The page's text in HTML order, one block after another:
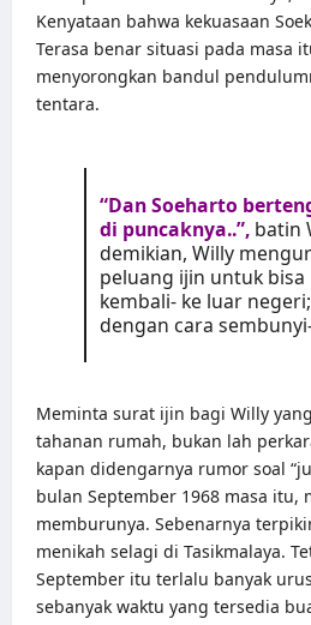
Kenyataan bahwa kekuasaan
Terasa benar situasi pada masa
menyorongkan bandul
tentara.
“Dan Soeharto
di puncaknya..”,batin
demikian, Willy
peluang ijin untuk bisa
kembali- ke luar
dengan cara
Meminta surat ijin bagi Willy
tahanan rumah, bukan lah
kapan didengarnya rumor soal
bulan September 1968 masa itu,
memburunya. Sebenarnya
menikah selagi di Tasikmalaya.
September itu terlalu banyak
sebanyak waktu yang tersedia